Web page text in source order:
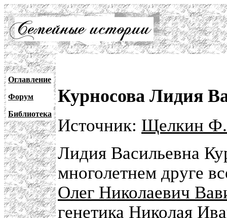
Оглавление
Форум
Библиотека
Курносова Лидия
Источник: Щелкин Ф.
Лидия Васильевна
многолетнем друге
Олег Николаевич
генетика Николая